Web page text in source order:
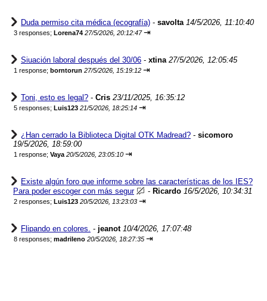
Duda permiso cita médica (ecografía) - savolta 14/5/2026, 11:10:40
3 responses; Lorena74 27/5/2026, 20:12:47 ⇥
Siuación laboral después del 30/06 - xtina 27/5/2026, 12:05:45
1 response; borntorun 27/5/2026, 15:19:12 ⇥
Toni, esto es legal? - Cris 23/11/2025, 16:35:12
5 responses; Luis123 21/5/2026, 18:25:14 ⇥
¿Han cerrado la Biblioteca Digital OTK Madread? - sicomoro
19/5/2026, 18:59:00
1 response; Vaya 20/5/2026, 23:05:10 ⇥
Existe algún foro que informe sobre las características de los IES?
Para poder escoger con más segur
- Ricardo 16/5/2026, 10:34:31
2 responses; Luis123 20/5/2026, 13:23:03 ⇥
Flipando en colores. - jeanot 10/4/2026, 17:07:48
8 responses; madrileno 20/5/2026, 18:27:35 ⇥